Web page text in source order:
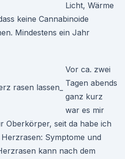
Licht, Wärme
keine Cannabinoide
Mindestens ein Jahr
Vor ca. zwei
Tagen abends
ganz kurz
war es mir
Oberkörper, seit da habe ich
Symptome und
kann nach dem